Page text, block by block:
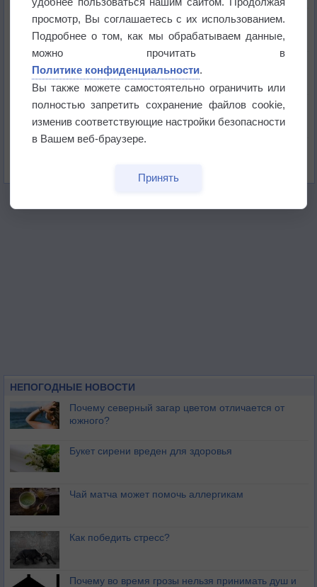
Приложение построит маршрут через тень
Атмосфера начала замерзать
В Приморье обнаружены морские волны тепла
Изменение климата повлияло на ареал обитания
НЕПОГОДНЫЕ НОВОСТИ
Почему северный загар цветом отличается от
южного?
Букет сирени вреден для здоровья
Чай матча может помочь аллергикам
Как победить стресс?
Почему во время грозы нельзя принимать душ и
просмотр, Вы соглашаетесь с их использованием.
Подробнее о том, как мы обрабатываем данные,
можно прочитать в
Политике конфиденциальности.
Вы также можете самостоятельно ограничить или
полностью запретить сохранение файлов cookie,
изменив соответствующие настройки безопасности
в Вашем веб-браузере.
Принять